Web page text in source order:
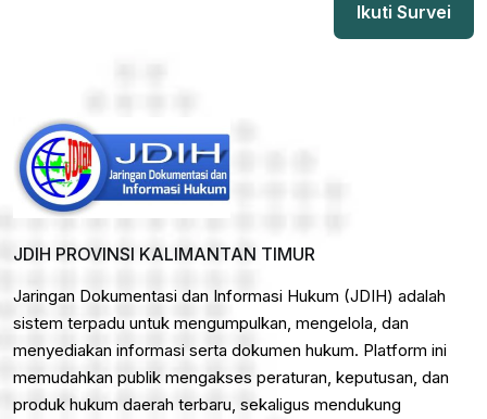
Ikuti Survei
JDIH PROVINSI KALIMANTAN TIMUR
Jaringan Dokumentasi dan Informasi Hukum (JDIH) adalah
sistem terpadu untuk mengumpulkan, mengelola, dan
menyediakan informasi serta dokumen hukum. Platform ini
memudahkan publik mengakses peraturan, keputusan, dan
produk hukum daerah terbaru, sekaligus mendukung